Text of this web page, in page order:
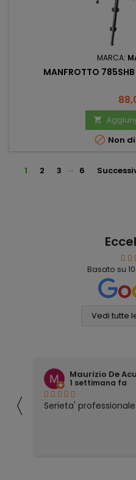
MARCA:
MANFROTTO

 Non
1 2 3 … 6
Basato su
Vedi tutte
〈
Maurizio De
1 settimana fa
Serieta'